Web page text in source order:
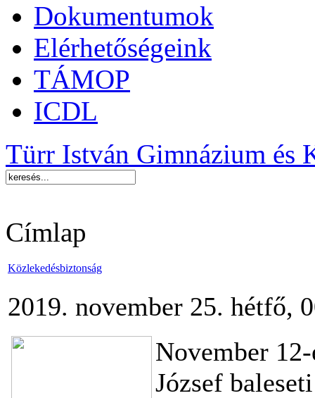
Dokumentumok
Elérhetőségeink
TÁMOP
ICDL
Türr István Gimnázium és
Címlap
Közlekedésbiztonság
2019. november 25. hétfő,
November
József